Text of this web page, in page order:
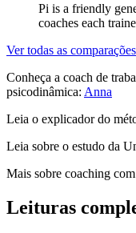
Pi is a friendly
coaches each
Ver todas as
Conheça a coach de
psicodinâmica: Anna
Leia o explicador do
Leia sobre o estudo da
Mais sobre coaching
Leituras